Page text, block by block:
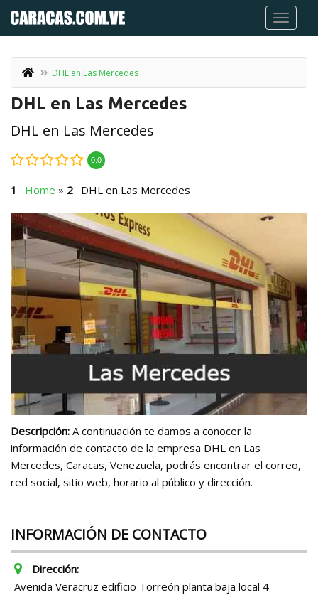
DHL en Las Mercedes
DHL en Las Mercedes
DHL en Las Mercedes
0.0
Home » DHL en Las Mercedes
Descripción: A continuación te damos a conocer la
información de contacto de la empresa DHL en Las
Mercedes, Caracas, Venezuela, podrás encontrar el correo,
red social, sitio web, horario al público y dirección.
INFORMACIÓN DE CONTACTO
Dirección:
Avenida Veracruz edificio Torreón planta baja local 4